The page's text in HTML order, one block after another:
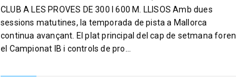
CLUB A LES PROVES DE 300 I 600 M. LLISOS Amb dues
sessions matutines, la temporada de pista a Mallorca
continua avançant. El plat principal del cap de setmana foren
el Campionat IB i controls de pro...